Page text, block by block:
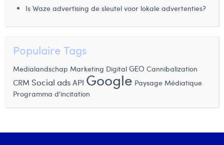
Ninon Chevalier
Pieter Maesmans
Sebastiaan Reeskamp
Sven Bosschem
Is Waze advertising de sleutel voor lokale advertenties?
Populaire Tags
Medialandschap Marketing Digital GEO Cannibalization
CRM Social ads API Google Paysage Médiatique
Programma d'incitation